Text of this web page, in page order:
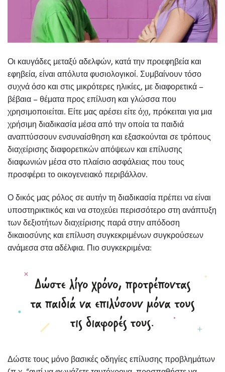
Οι καυγάδες μεταξύ αδελφών, κατά την προεφηβεία και
εφηβεία, είναι απόλυτα φυσιολογικοί. Συμβαίνουν τόσο
συχνά όσο και στις μικρότερες ηλικίες, με διαφορετικά –
βέβαια – θέματα προς επίλυση και γλώσσα που
χρησιμοποιείται. Είτε μας αρέσει είτε όχι, πρόκειται για μια
χρήσιμη διαδικασία μέσα από την οποία τα παιδιά
αναπτύσσουν ενσυναίσθηση και εξασκούνται σε τρόπους
διαχείρισης διαφορετικών απόψεων και επίλυσης
διαφωνιών μέσα στο πλαίσιο ασφάλειας που τους
προσφέρει το οικογενειακό περιβάλλον.
Ο δικός μας ρόλος σε αυτήν τη διαδικασία πρέπει να είναι
υποστηρικτικός και να στοχεύει περισσότερο στη ανάπτυξη
των δεξιοτήτων διαχείρισης παρά στην απόδοση
δικαιοσύνης και επίλυση συγκεκριμένων συγκρούσεων
ανάμεσα στα αδέλφια. Πιο συγκεκριμένα:
Δώστε τους μόνο βασικές οδηγίες επίλυσης προβλημάτων